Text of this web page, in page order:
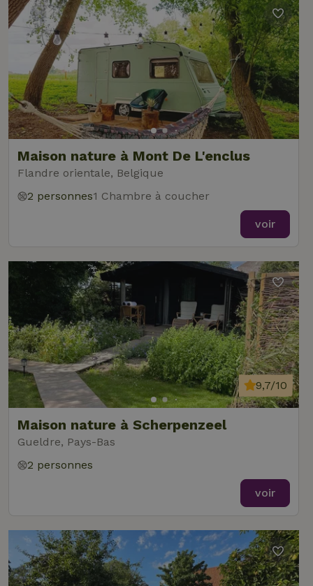
Maison nature à Mont De L'enclus
Flandre orientale, Belgique
2 personnes1 Chambre à coucher
voir
Maison nature à Scherpenzeel
Gueldre, Pays-Bas
9,7/10
2 personnes
voir